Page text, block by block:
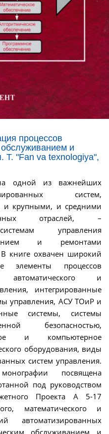
процессов
и
Т. "Fan va texnologiya",
одной из важнейших
систем,
и крупными, и средними
отраслей, –
управления
и ремонтами
книге охвачен широкий
элементы процессов
и
интегрированные
управления, АСУ ТОиР и
системы, системы
безопасностью,
и компьютерное
оборудования, виды
систем управления.
посвящена
под руководством
Проекта А 5-17
математического и
автоматизированных